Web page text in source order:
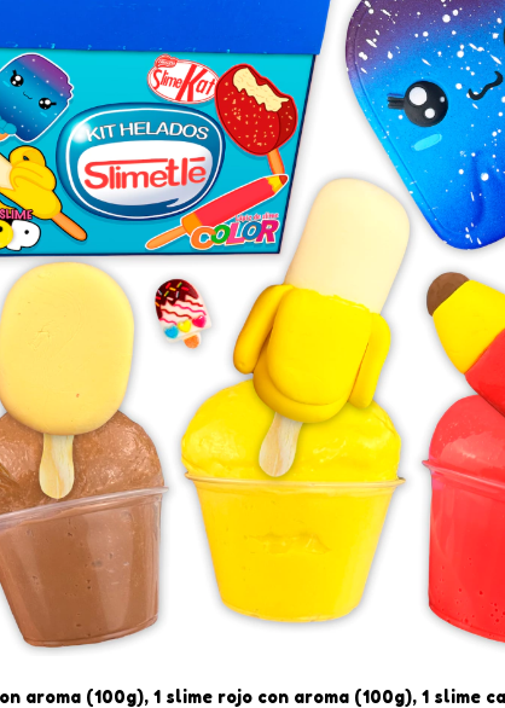
aroma (100g), 1 slime rojo con aroma (100g), 1 slime